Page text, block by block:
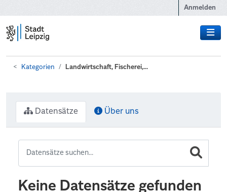
Anmelden
Kategorien Landwirtschaft, Fischerei,...
Datensätze Über uns
Keine Datensätze gefunden